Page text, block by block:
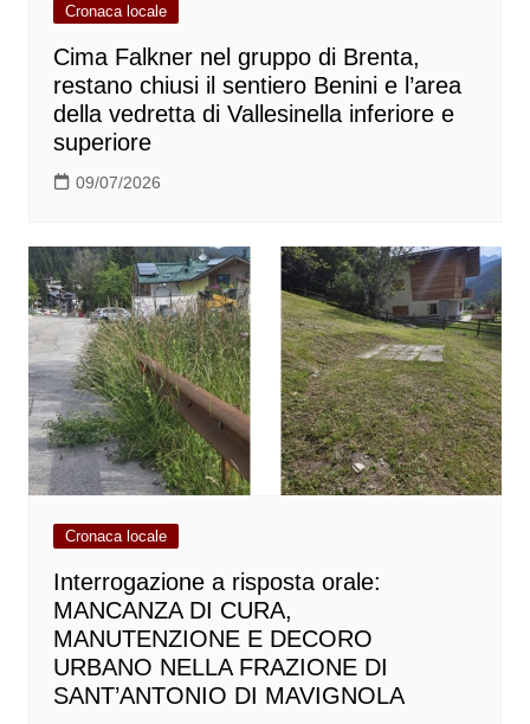
Cronaca locale
Cima Falkner nel gruppo di Brenta,
restano chiusi il sentiero Benini e l’area
della vedretta di Vallesinella inferiore e
superiore
09/07/2026
Cronaca locale
Interrogazione a risposta orale:
MANCANZA DI CURA,
MANUTENZIONE E DECORO
URBANO NELLA FRAZIONE DI
SANT’ANTONIO DI MAVIGNOLA